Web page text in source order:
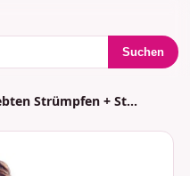
Suchen
Strümpfen + St…